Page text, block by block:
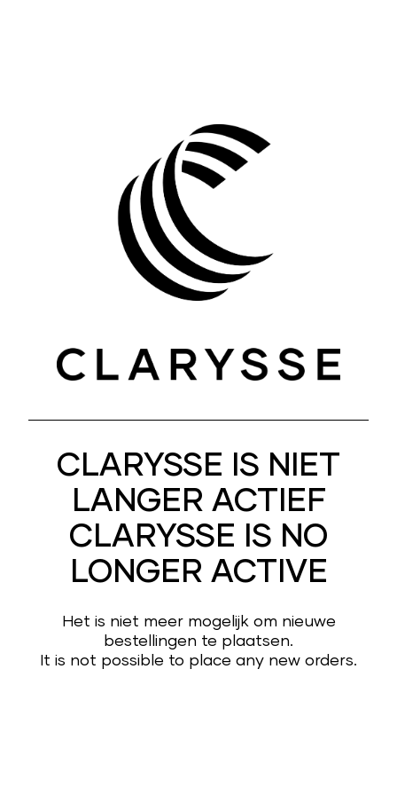
CLARYSSE IS NIET
LANGER ACTIEF
CLARYSSE IS NO
LONGER ACTIVE
Het is niet meer mogelijk om nieuwe
bestellingen te plaatsen.
It is not possible to place any new orders.